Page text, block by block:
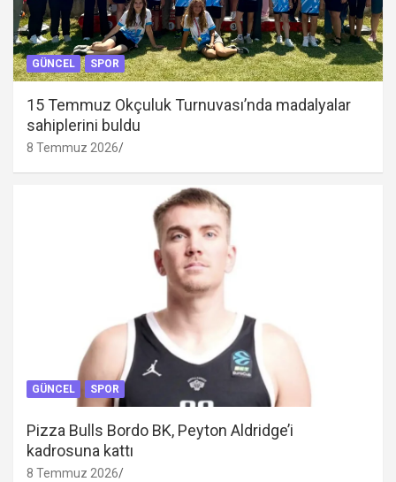
GÜNCEL SPOR
15 Temmuz Okçuluk Turnuvası’nda madalyalar
sahiplerini buldu
8 Temmuz 2026
GÜNCEL SPOR
Pizza Bulls Bordo BK, Peyton Aldridge’i
kadrosuna kattı
8 Temmuz 2026